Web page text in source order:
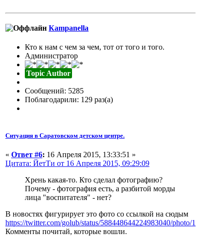
Кampanella
Кто к нам с чем за чем, тот от того и того.
Администратор
Topic Author
Сообщений: 5285
Поблагодарили: 129 раз(а)
Ситуация в Саратовском детском центре.
« Ответ #6: 16 Апреля 2015, 13:33:51 »
Цитата: ЙетТи от 16 Апреля 2015, 09:29:09
Хрень какая-то. Кто сделал фотографию?
Почему - фотография есть, а разбитой морды
лица "воспитателя" - нет?
В новостях фигурирует это фото со ссылкой на сюдым
https://twitter.com/golub/status/588448644224983040/photo/1
Комменты почитай, которые вошли.